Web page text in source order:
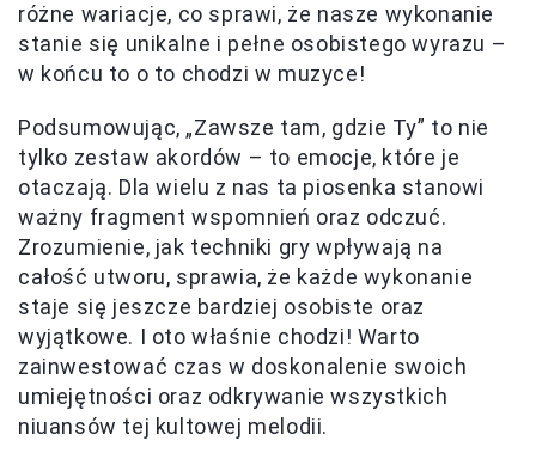
różne wariacje, co sprawi, że nasze wykonanie
stanie się unikalne i pełne osobistego wyrazu –
w końcu to o to chodzi w muzyce!
Podsumowując, „Zawsze tam, gdzie Ty” to nie
tylko zestaw akordów – to emocje, które je
otaczają. Dla wielu z nas ta piosenka stanowi
ważny fragment wspomnień oraz odczuć.
Zrozumienie, jak techniki gry wpływają na
całość utworu, sprawia, że każde wykonanie
staje się jeszcze bardziej osobiste oraz
wyjątkowe. I oto właśnie chodzi! Warto
zainwestować czas w doskonalenie swoich
umiejętności oraz odkrywanie wszystkich
niuansów tej kultowej melodii.